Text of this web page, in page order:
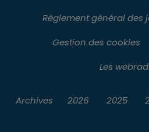
Règlement général des
Gestion des cookies
Les
Archives 2026 2025